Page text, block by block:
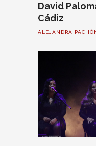
David
Cádiz
ALEJANDRA